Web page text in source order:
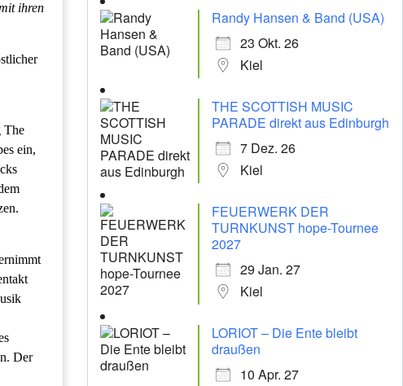
ihren
The
ein,
Der
Randy Hansen & Band (USA)
23 Okt. 26
Kiel
THE SCOTTISH MUSIC
PARADE direkt aus Edinburgh
7 Dez. 26
Kiel
FEUERWERK DER
TURNKUNST hope-Tournee
2027
29 Jan. 27
Kiel
LORIOT – Die Ente bleibt
draußen
10 Apr. 27